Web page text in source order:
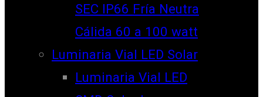
SEC IP66 Fría Neutra
Cálida 60 a 100 watt
Luminaria Vial LED Solar
Luminaria Vial LED